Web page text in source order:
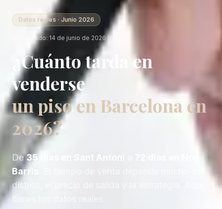
Datos reales · Junio 2026
Actualizado: 14 de junio de 2026
¿Cuánto tarda en
venderse
un piso en Barcelona en
2026?
De35 días en Sant Antoni
Barris
distrito, el precio de salida y la estrategia. Aquí
tienes los datos reales.